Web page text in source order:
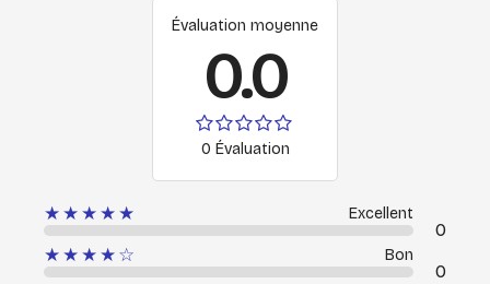
Évaluation moyenne
0.0
0 Évaluation
★★★★★ Excellent
0
★★★★☆
Bon
0